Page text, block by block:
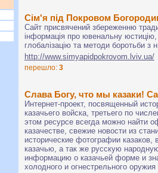
Сім'я під Покровом
Сайт присвячений збереженню
інформація про ювенальну юстицію,
глобалізацію та методи боротьби з
http://www.simyapidpokrovom.lviv.ua/
перешло: 3
Слава Богу, что мы казаки!
Интернет-проект, посвященный
казачьего войска, третьего по
этом ресурсе всегда можно найти
казачестве, свежие новости из
исторические фотографии
казачью, а так же русскую
информацию о казачьей форме и
холодного и огнестрельного оружия